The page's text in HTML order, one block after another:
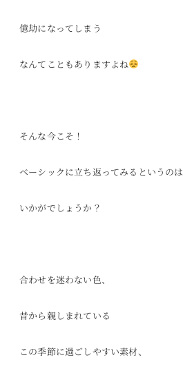
億劫になってしまう
なんてこともありますよね
そんな今こそ！
ベーシックに立ち返ってみるというのは
いかがでしょうか？
合わせを迷わない色、
昔から親しまれている
この季節に過ごしやすい素材、